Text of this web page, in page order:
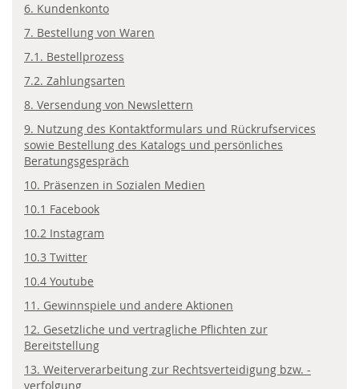
6. Kundenkonto
7. Bestellung von Waren
7.1. Bestellprozess
7.2. Zahlungsarten
8. Versendung von Newslettern
9. Nutzung des Kontaktformulars und Rückrufservices
sowie Bestellung des Katalogs und persönliches
Beratungsgespräch
10. Präsenzen in Sozialen Medien
10.1 Facebook
10.2 Instagram
10.3 Twitter
10.4 Youtube
11. Gewinnspiele und andere Aktionen
12. Gesetzliche und vertragliche Pflichten zur
Bereitstellung
13. Weiterverarbeitung zur Rechtsverteidigung bzw. -
verfolgung